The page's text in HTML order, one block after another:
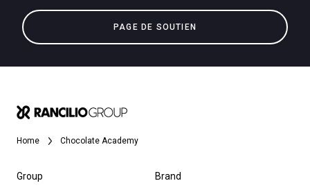
PAGE DE SOUTIEN
Home Chocolate Academy
Group
Brand
Produits
Nouvelles
Télécharger